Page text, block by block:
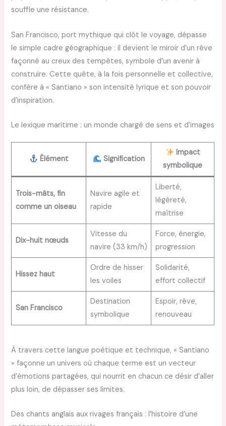
souffle une résistance.
San Francisco, port mythique qui clôt le voyage, dépasse
le simple cadre géographique : il devient le miroir d’un rêve
façonné au creux des tempêtes, symbole d’un avenir à
construire. Cette quête, à la fois personnelle et collective,
confère à « Santiano » son intensité lyrique et son pouvoir
d’inspiration.
Le lexique maritime : un monde chargé de sens et d’images
Élément Signification
Impact
symbolique
Trois-mâts, fin
comme un oiseau
Navire agile et
rapide
Liberté,
légèreté,
maîtrise
Dix-huit nœuds
Vitesse du
navire (33 km/h)
Force, énergie,
progression
Hissez haut
Ordre de hisser
les voiles
Solidarité,
effort collectif
San Francisco
Destination
symbolique
Espoir, rêve,
renouveau
À travers cette langue poétique et technique, « Santiano
» façonne un univers où chaque terme est un vecteur
d’émotions partagées, qui nourrit en chacun ce désir d’aller
plus loin, de dépasser ses limites.
Des chants anglais aux rivages français : l’histoire d’une